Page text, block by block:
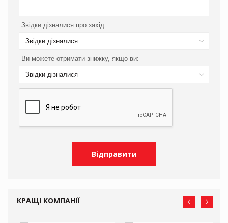
Звідки дізналися про захід
Звідки дізналися
Ви можете отримати знижку, якщо ви:
Звідки дізналися
КРАЩІ КОМПАНІЇ